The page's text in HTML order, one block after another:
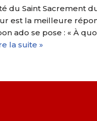
du Saint Sacrement
est la meilleure
ado se pose : « À
la suite »